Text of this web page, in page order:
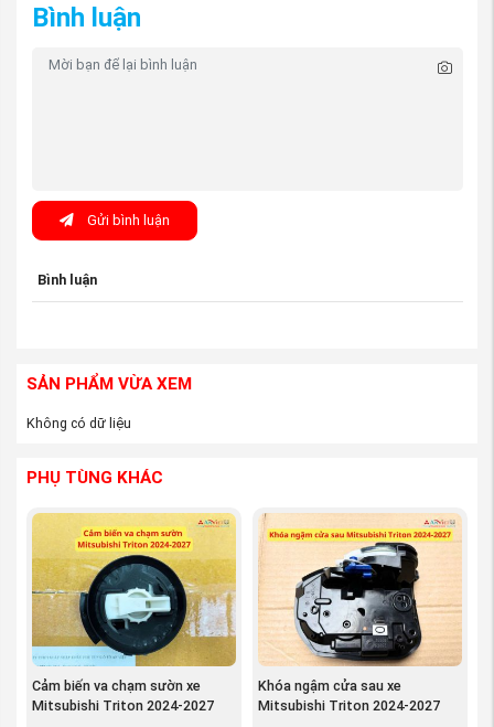
Bình luận
Gửi bình luận
Bình luận
SẢN PHẨM VỪA XEM
Không có dữ liệu
PHỤ TÙNG KHÁC
Cảm biến va chạm sườn xe
Mitsubishi Triton 2024-2027
Khóa ngậm cửa sau xe
Mitsubishi Triton 2024-2027